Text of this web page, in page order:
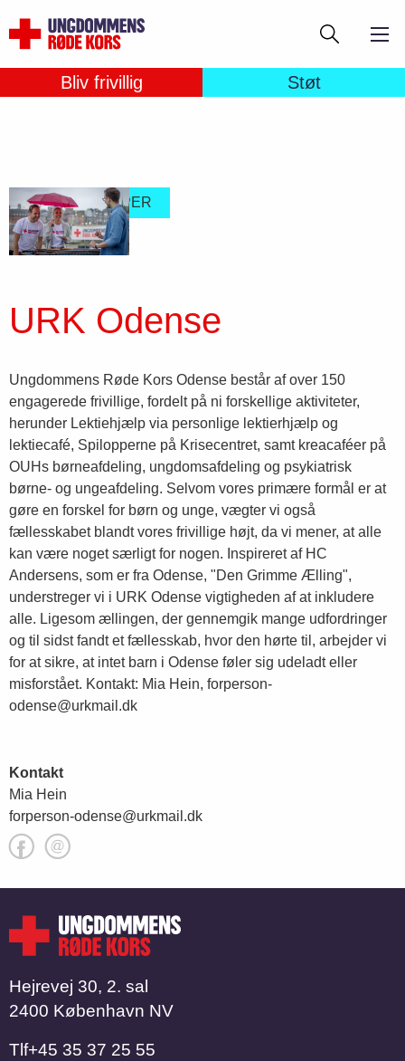
til
hovedindhold
Søg
Bliv frivillig Støt
LOKALE GRUPPER
URK Odense
Ungdommens Røde Kors Odense består af over 150
engagerede frivillige, fordelt på ni forskellige aktiviteter,
herunder Lektiehjælp via personlige lektierhjælp og
lektiecafé, Spilopperne på Krisecentret, samt kreacaféer på
OUHs børneafdeling, ungdomsafdeling og psykiatrisk
børne- og ungeafdeling. Selvom vores primære formål er at
gøre en forskel for børn og unge, vægter vi også
fællesskabet blandt vores frivillige højt, da vi mener, at alle
kan være noget særligt for nogen. Inspireret af HC
Andersens, som er fra Odense, "Den Grimme Ælling",
understreger vi i URK Odense vigtigheden af at inkludere
alle. Ligesom ællingen, der gennemgik mange udfordringer
og til sidst fandt et fællesskab, hvor den hørte til, arbejder vi
for at sikre, at intet barn i Odense føler sig udeladt eller
misforstået. Kontakt: Mia Hein, forperson-
odense@urkmail.dk
Kontakt
Mia Hein
forperson-odense@urkmail.dk
Hejrevej 30, 2. sal
2400 København NV
Tlf​​​​​​​+45 35 37 25 55